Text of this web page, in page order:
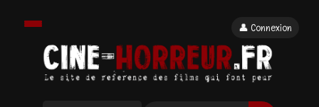
👤 Connexion